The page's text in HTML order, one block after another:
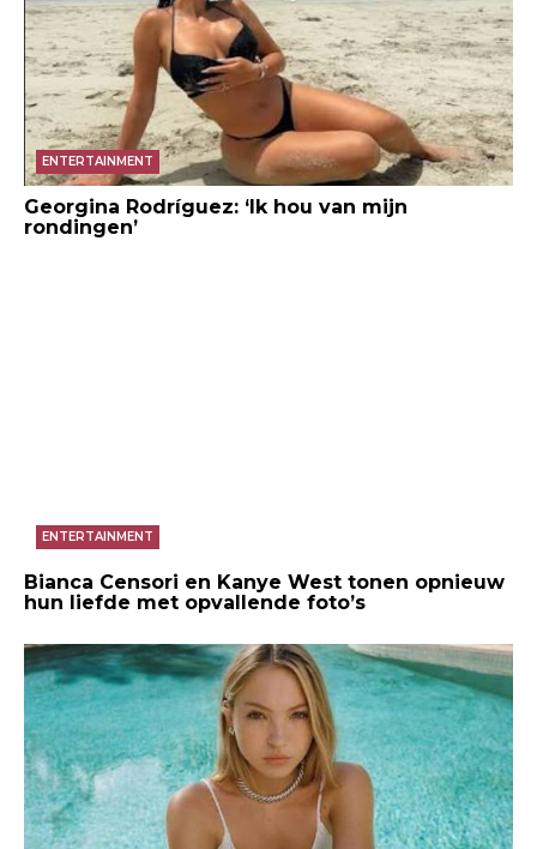
ENTERTAINMENT
Georgina Rodríguez: ‘Ik hou van mijn
rondingen’
ENTERTAINMENT
Bianca Censori en Kanye West tonen opnieuw
hun liefde met opvallende foto’s